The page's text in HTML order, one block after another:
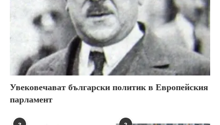
Увековечават български политик в Европейския
парламент